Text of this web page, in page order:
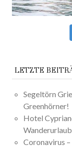
LETZTE
Segeltörn
Greenhörner!
Hotel
Coronavirus